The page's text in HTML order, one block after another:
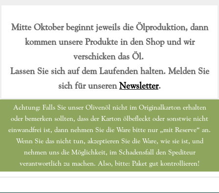
Mitte Oktober beginnt jeweils die Ölproduktion, dann
kommen unsere Produkte in den Shop und wir
verschicken das Öl.
Lassen Sie sich auf dem Laufenden halten. Melden Sie
sich für unseren Newsletter.
Achtung: Falls Sie unser Olivenöl nicht im Originalkarton erhalten
oder bemerken sollten, dass der Karton ölbefleckt oder sonstwie nicht
einwandfrei ist, dann nehmen Sie die Ware bitte nur „mit Reserve“ an.
Wenn Sie das nicht tun, akzeptieren Sie die Ware, wie sie ist, und
nehmen uns die Möglichkeit, im Schadensfall den Spediteur
verantwortlich zu machen. Also, bitte: Paket gut kontrollieren!